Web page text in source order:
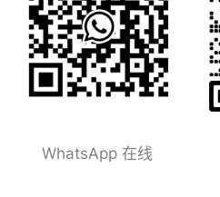
WhatsApp 在线